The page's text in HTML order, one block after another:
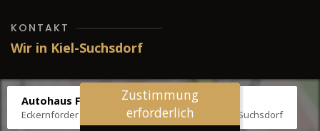
KONTAKT
Wir in Kiel-Suchsdorf
Autohaus Fräter
Eckernförder Str. /Klausbrooker Weg 1, 24107 Kiel-Suchsdorf
Zustimmung
erforderlich